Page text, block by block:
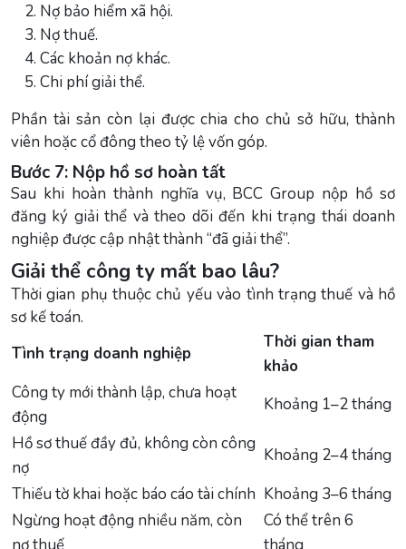
Nợ bảo hiểm xã hội.
Nợ thuế.
Các khoản nợ khác.
Chi phí giải thể.
Phần tài sản còn lại được chia cho chủ sở hữu, thành
viên hoặc cổ đông theo tỷ lệ vốn góp.
Bước 7: Nộp hồ sơ hoàn tất
Sau khi hoàn thành nghĩa vụ, BCC Group nộp hồ sơ
đăng ký giải thể và theo dõi đến khi trạng thái doanh
nghiệp được cập nhật thành “đã giải thể”.
Giải thể công ty mất bao lâu?
Thời gian phụ thuộc chủ yếu vào tình trạng thuế và hồ
sơ kế toán.
Tình trạng doanh nghiệp
Thời gian tham
khảo
Công ty mới thành lập, chưa hoạt
động
Khoảng 1–2 tháng
Hồ sơ thuế đầy đủ, không còn công
nợ
Khoảng 2–4 tháng
Thiếu tờ khai hoặc báo cáo tài chính Khoảng 3–6 tháng
Ngừng hoạt động nhiều năm, còn
Có thể trên 6